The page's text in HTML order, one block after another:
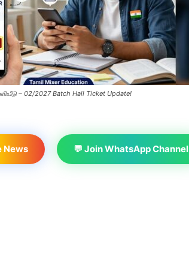
– 02/2027 Batch Hall Ticket Update!
News 💬 Join WhatsApp Channel